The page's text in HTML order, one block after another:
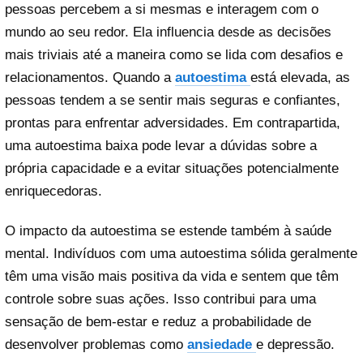
pessoas percebem a si mesmas e interagem com o
mundo ao seu redor. Ela influencia desde as decisões
mais triviais até a maneira como se lida com desafios e
relacionamentos. Quando a autoestima está elevada, as
pessoas tendem a se sentir mais seguras e confiantes,
prontas para enfrentar adversidades. Em contrapartida,
uma autoestima baixa pode levar a dúvidas sobre a
própria capacidade e a evitar situações potencialmente
enriquecedoras.
O impacto da autoestima se estende também à saúde
mental. Indivíduos com uma autoestima sólida geralmente
têm uma visão mais positiva da vida e sentem que têm
controle sobre suas ações. Isso contribui para uma
sensação de bem-estar e reduz a probabilidade de
desenvolver problemas como ansiedade e depressão.